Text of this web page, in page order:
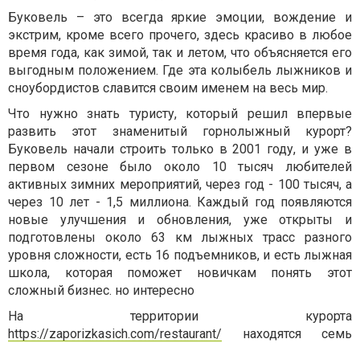
Буковель – это всегда яркие эмоции, вождение и
экстрим, кроме всего прочего, здесь красиво в любое
время года, как зимой, так и летом, что объясняется его
выгодным положением. Где эта колыбель лыжников и
сноубордистов славится своим именем на весь мир.
Что нужно знать туристу, который решил впервые
развить этот знаменитый горнолыжный курорт?
Буковель начали строить только в 2001 году, и уже в
первом сезоне было около 10 тысяч любителей
активных зимних мероприятий, через год - 100 тысяч, а
через 10 лет - 1,5 миллиона. Каждый год появляются
новые улучшения и обновления, уже открыты и
подготовлены около 63 км лыжных трасс разного
уровня сложности, есть 16 подъемников, и есть лыжная
школа, которая поможет новичкам понять этот
сложный бизнес. но интересно
На территории курорта
https://zaporizkasich.com/restaurant/ находятся семь